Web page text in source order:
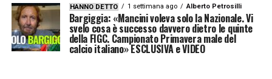
HANNO DETTO 1 settimana ago Alberto Petrosilli
Bargiggia: «Mancini voleva solo la Nazionale. Vi
svelo cosa è successo davvero dietro le quinte
della FIGC. Campionato Primavera male del
calcio italiano» ESCLUSIVA e VIDEO